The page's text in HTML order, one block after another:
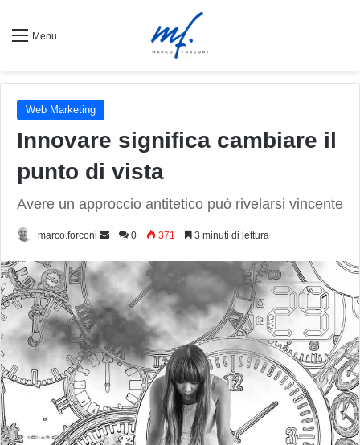
Menu
Web Marketing
Innovare significa cambiare il
punto di vista
Avere un approccio antitetico può rivelarsi vincente
marco.forconi
Invia 0 371 3 minuti di lettura